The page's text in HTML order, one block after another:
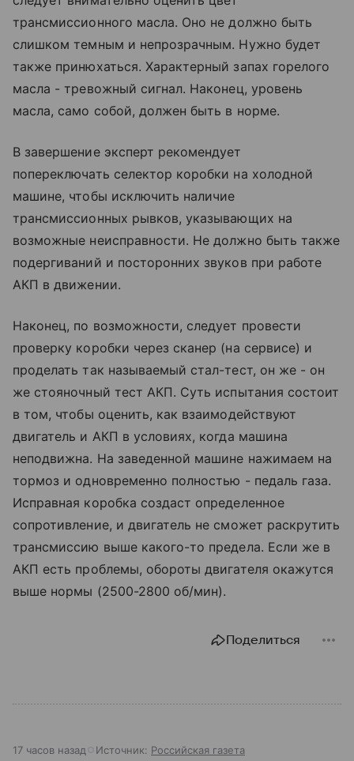
трансмиссионного масла. Оно не должно быть
слишком темным и непрозрачным. Нужно будет
также принюхаться. Характерный запах горелого
масла - тревожный сигнал. Наконец, уровень
масла, само собой, должен быть в норме.
В завершение эксперт рекомендует
попереключать селектор коробки на холодной
машине, чтобы исключить наличие
трансмиссионных рывков, указывающих на
возможные неисправности. Не должно быть также
подергиваний и посторонних звуков при работе
АКП в движении.
Наконец, по возможности, следует провести
проверку коробки через сканер (на сервисе) и
проделать так называемый стал-тест, он же - он
же стояночный тест АКП. Суть испытания состоит
в том, чтобы оценить, как взаимодействуют
двигатель и АКП в условиях, когда машина
неподвижна. На заведенной машине нажимаем на
тормоз и одновременно полностью - педаль газа.
Исправная коробка создаст определенное
сопротивление, и двигатель не сможет раскрутить
трансмиссию выше какого-то предела. Если же в
АКП есть проблемы, обороты двигателя окажутся
выше нормы (2500-2800 об/мин).
Поделиться
17 часов назад Источник: Российская газета